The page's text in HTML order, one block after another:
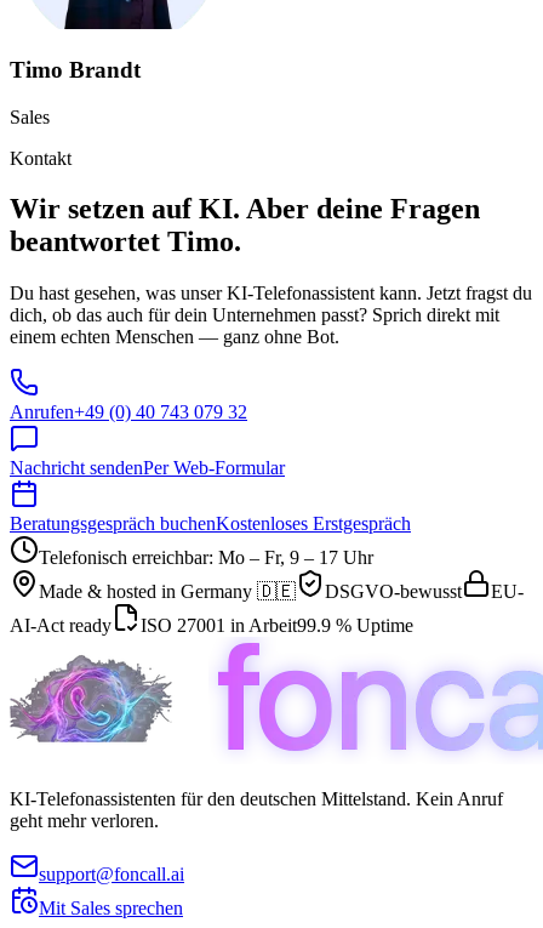
Timo Brandt
Sales
Kontakt
Wir setzen auf KI. Aber deine Fragen
beantwortet Timo.
Du hast gesehen, was unser KI-Telefonassistent kann. Jetzt fragst du
dich, ob das auch für dein Unternehmen passt? Sprich direkt mit
einem echten Menschen — ganz ohne Bot.
Anrufen+49 (0) 40 743 079 32
Nachricht sendenPer Web-Formular
Beratungsgespräch buchenKostenloses Erstgespräch
Telefonisch erreichbar: Mo – Fr, 9 – 17 Uhr
Made & hosted in Germany 🇩🇪 DSGVO-bewusst
EU-
AI-Act ready
ISO 27001 in Arbeit99.9 % Uptime
KI-Telefonassistenten für den deutschen Mittelstand. Kein Anruf
geht mehr verloren.
support@foncall.ai
Mit Sales sprechen